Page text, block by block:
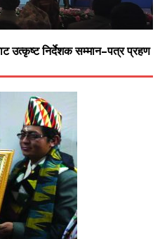
उत्कृष्ट निर्देशक सम्मान–पत्र प्रहण